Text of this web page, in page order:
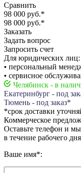
Сравнить
98 000 руб.*
98 000 руб.*
Заказать
Задать вопрос
Запросить счет
Для юридических лиц:
• персональный
• сервисное
Челябинск - в
Екатеринбург - под
Тюмень - под заказ*
*срок доставки
Коммерческое
Оставьте телефон и
в течение рабочего
Ваше имя*: